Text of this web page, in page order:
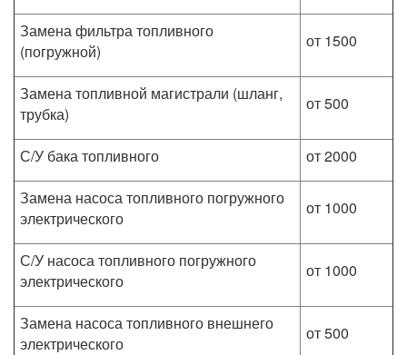
Замена фильтра топливного
(погружной)
от 1500
Замена топливной магистрали (шланг,
трубка)
от 500
С/У бака топливного
от 2000
Замена насоса топливного погружного
электрического
от 1000
С/У насоса топливного погружного
электрического
от 1000
Замена насоса топливного внешнего
электрического
от 500